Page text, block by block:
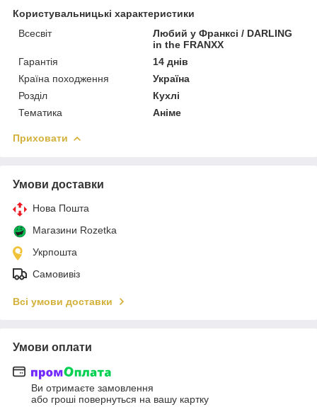
Користувальницькі характеристики
Всесвіт
Любий у Франксі / DARLING
in the FRANXX
Гарантія
14 днів
Країна походження
Україна
Розділ
Кухлі
Тематика
Аніме
Приховати
Умови доставки
Нова Пошта
Магазини Rozetka
Укрпошта
Самовивіз
Всі умови доставки
Умови оплати
Ви отримаєте замовлення
або гроші повернуться на вашу картку